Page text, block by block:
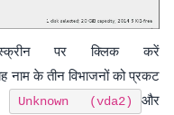
पर क्लिक करें
नाम के तीन विभाजनों को प्रकट
Unknown (vda2) और